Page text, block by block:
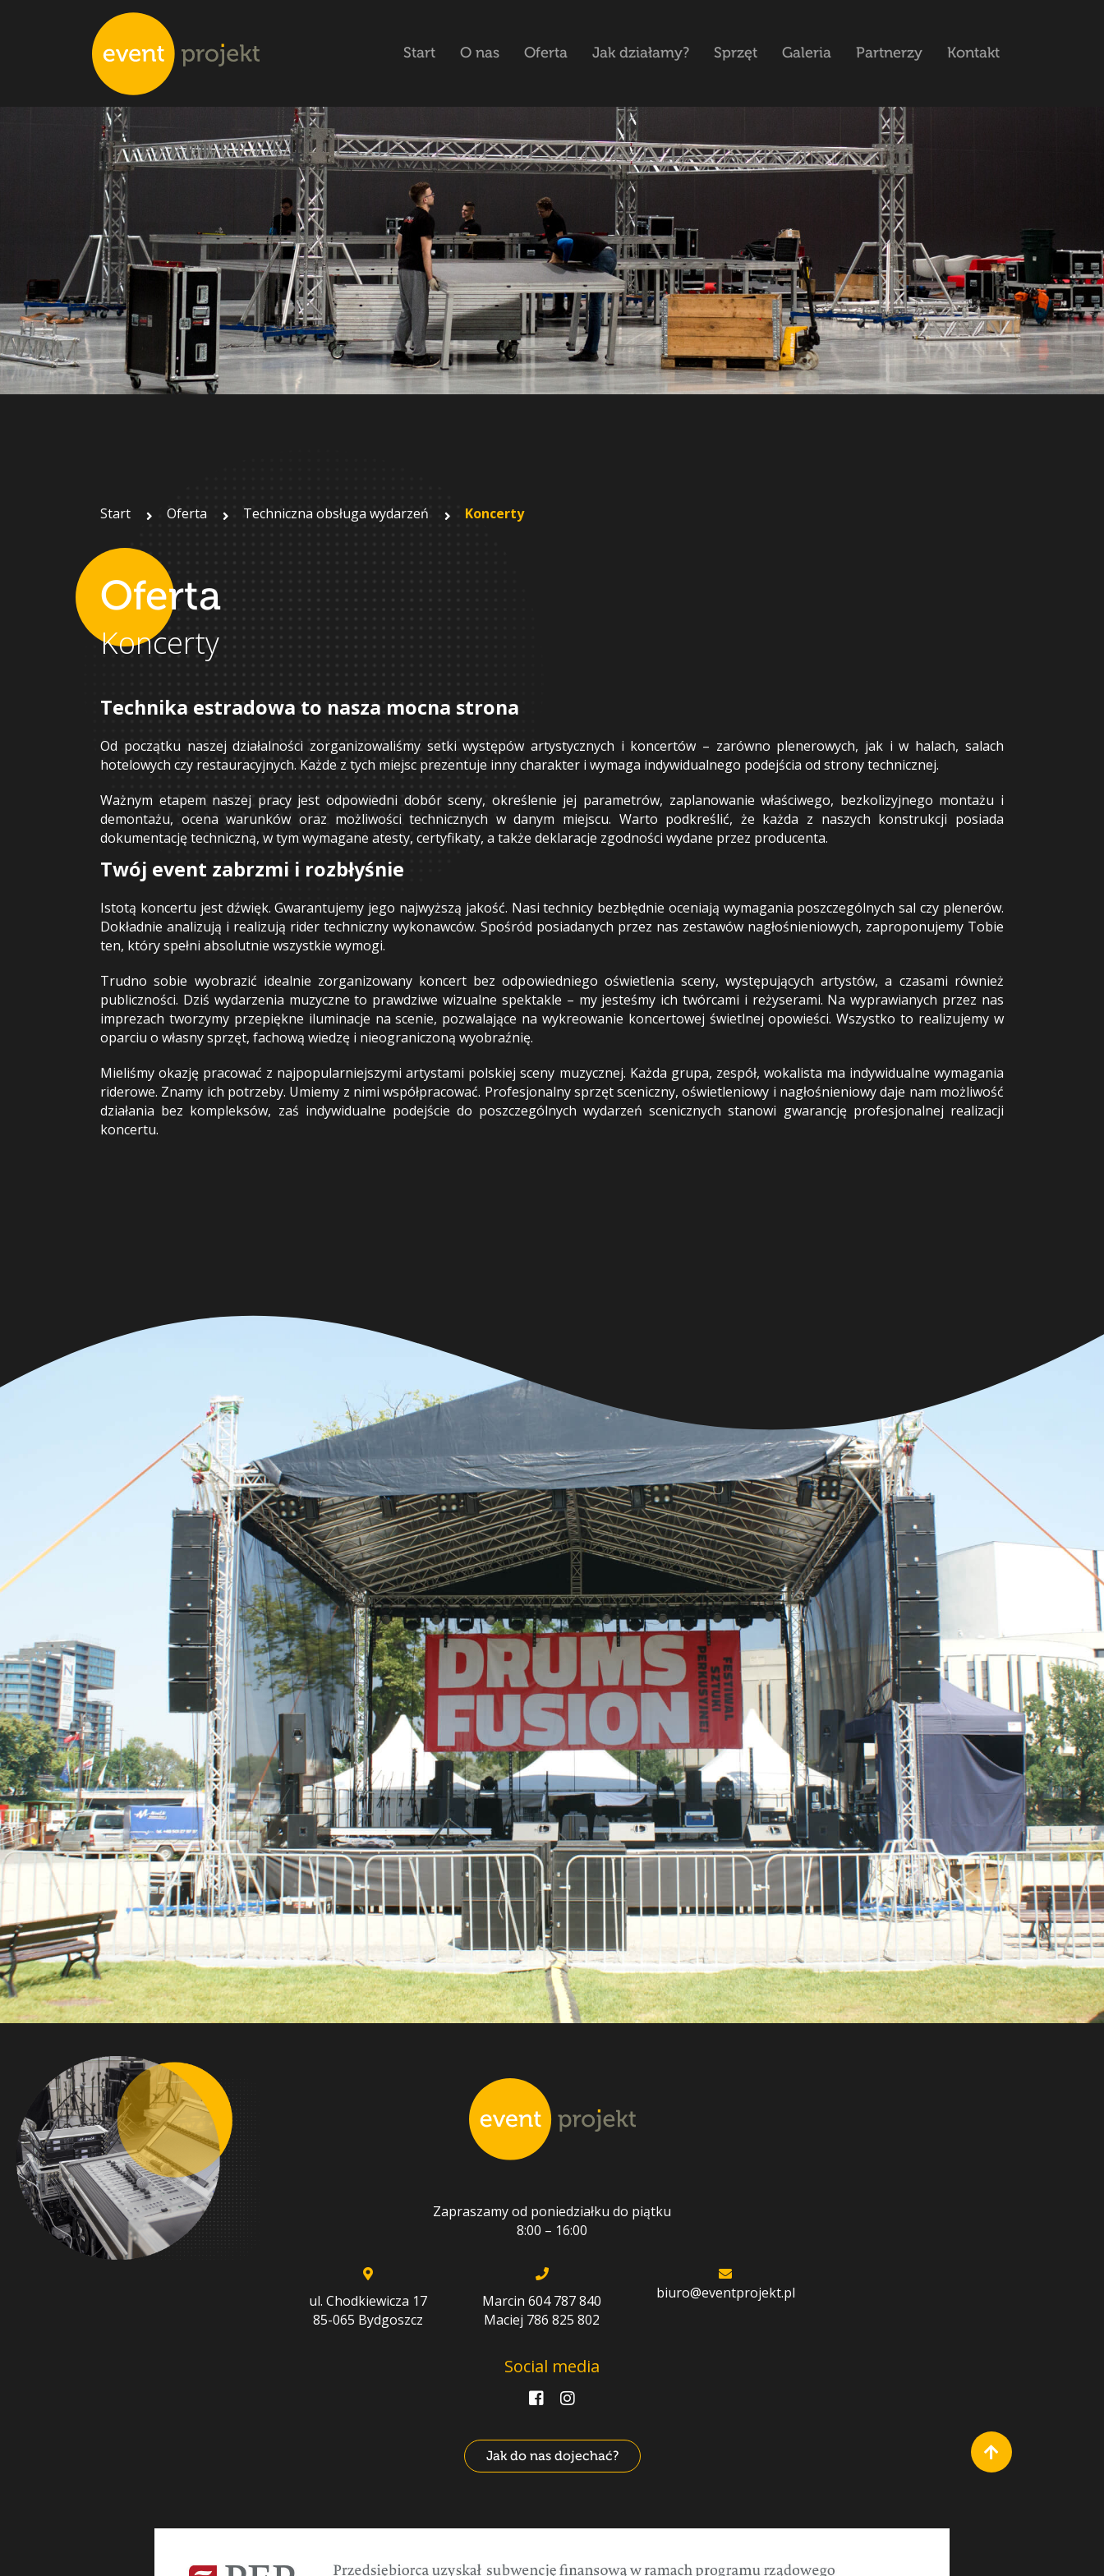
Start O nas Oferta Jak działamy? Sprzęt Galeria Partnerzy Kontakt
Start Oferta Techniczna obsługa wydarzeń Koncerty
Oferta
Koncerty
Technika estradowa to nasza mocna strona
Od początku naszej działalności zorganizowaliśmy setki występów artystycznych i koncertów – zarówno plenerowych, jak i w halach, salach
hotelowych czy restauracyjnych. Każde z tych miejsc prezentuje inny charakter i wymaga indywidualnego podejścia od strony technicznej.
Ważnym etapem naszej pracy jest odpowiedni dobór sceny, określenie jej parametrów, zaplanowanie właściwego, bezkolizyjnego montażu i
demontażu, ocena warunków oraz możliwości technicznych w danym miejscu. Warto podkreślić, że każda z naszych konstrukcji posiada
dokumentację techniczną, w tym wymagane atesty, certyfikaty, a także deklaracje zgodności wydane przez producenta.
Twój event zabrzmi i rozbłyśnie
Istotą koncertu jest dźwięk. Gwarantujemy jego najwyższą jakość. Nasi technicy bezbłędnie oceniają wymagania poszczególnych sal czy plenerów.
Dokładnie analizują i realizują rider techniczny wykonawców. Spośród posiadanych przez nas zestawów nagłośnieniowych, zaproponujemy Tobie
ten, który spełni absolutnie wszystkie wymogi.
Trudno sobie wyobrazić idealnie zorganizowany koncert bez odpowiedniego oświetlenia sceny, występujących artystów, a czasami również
publiczności. Dziś wydarzenia muzyczne to prawdziwe wizualne spektakle – my jesteśmy ich twórcami i reżyserami. Na wyprawianych przez nas
imprezach tworzymy przepiękne iluminacje na scenie, pozwalające na wykreowanie koncertowej świetlnej opowieści. Wszystko to realizujemy w
oparciu o własny sprzęt, fachową wiedzę i nieograniczoną wyobraźnię.
Mieliśmy okazję pracować z najpopularniejszymi artystami polskiej sceny muzycznej. Każda grupa, zespół, wokalista ma indywidualne wymagania
riderowe. Znamy ich potrzeby. Umiemy z nimi współpracować. Profesjonalny sprzęt sceniczny, oświetleniowy i nagłośnieniowy daje nam możliwość
działania bez kompleksów, zaś indywidualne podejście do poszczególnych wydarzeń scenicznych stanowi gwarancję profesjonalnej realizacji
koncertu.
Zapraszamy od poniedziałku do piątku
8:00 – 16:00
ul. Chodkiewicza 17
85-065 Bydgoszcz
Marcin 604 787 840
Maciej 786 825 802
biuro@eventprojekt.pl
Social media
Jak do nas dojechać?